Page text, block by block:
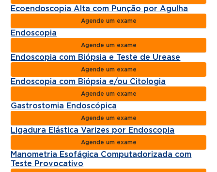
Ecoendoscopia Alta com Punção por Agulha
Agende um exame
Endoscopia
Agende um exame
Endoscopia com Biópsia e Teste de Urease
Agende um exame
Endoscopia com Biópsia e/ou Citologia
Agende um exame
Gastrostomia Endoscópica
Agende um exame
Ligadura Elástica Varizes por Endoscopia
Agende um exame
Manometria Esofágica Computadorizada com
Teste Provocativo